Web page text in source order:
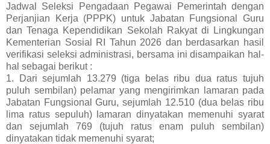
Jadwal Seleksi Pengadaan Pegawai Pemerintah dengan
Perjanjian Kerja (PPPK) untuk Jabatan Fungsional Guru
dan Tenaga Kependidikan Sekolah Rakyat di Lingkungan
Kementerian Sosial RI Tahun 2026 dan berdasarkan hasil
verifikasi seleksi administrasi, bersama ini disampaikan hal-
hal sebagai berikut :
1. Dari sejumlah 13.279 (tiga belas ribu dua ratus tujuh
puluh sembilan) pelamar yang mengirimkan lamaran pada
Jabatan Fungsional Guru, sejumlah 12.510 (dua belas ribu
lima ratus sepuluh) lamaran dinyatakan memenuhi syarat
dan sejumlah 769 (tujuh ratus enam puluh sembilan)
dinyatakan tidak memenuhi syarat;